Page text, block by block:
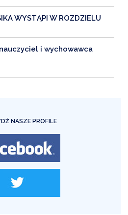
WYSTĄPI W ROZDZIELU
i wychowawca
NASZE PROFILE